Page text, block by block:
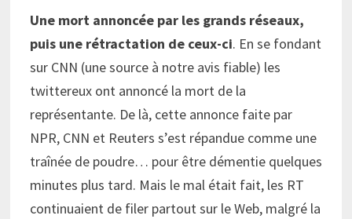
Une mort annoncée par les grands réseaux,
puis une rétractation de ceux-ci. En se fondant
sur CNN (une source à notre avis fiable) les
twittereux ont annoncé la mort de la
représentante. De là, cette annonce faite par
NPR, CNN et Reuters s’est répandue comme une
traînée de poudre… pour être démentie quelques
minutes plus tard. Mais le mal était fait, les RT
continuaient de filer partout sur le Web, malgré la